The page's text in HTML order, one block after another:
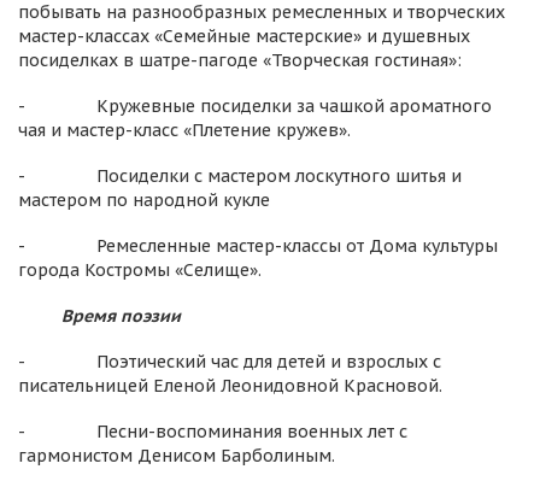
побывать на разнообразных ремесленных и творческих
мастер-классах «Семейные мастерские» и душевных
посиделках в шатре-пагоде «Творческая гостиная»:
- Кружевные посиделки за чашкой ароматного
чая и мастер-класс «Плетение кружев».
- Посиделки с мастером лоскутного шитья и
мастером по народной кукле
- Ремесленные мастер-классы от Дома культуры
города Костромы «Селище».
Время поэзии
- Поэтический час для детей и взрослых с
писательницей Еленой Леонидовной Красновой.
- Песни-воспоминания военных лет с
гармонистом Денисом Барболиным.